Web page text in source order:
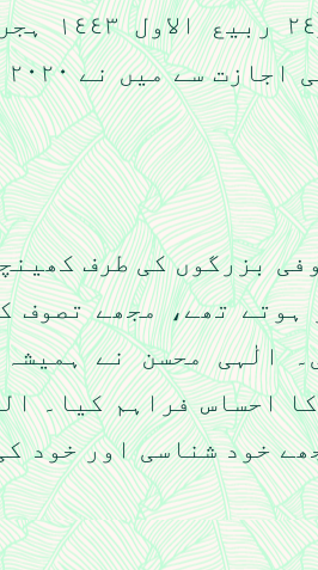
قادریہ اور ٣١
بزرگوں کی طرف
تھے، مجھے تصوف
الٰہی محسن نے
احساس فراہم کیا۔
خود شناسی اور خود